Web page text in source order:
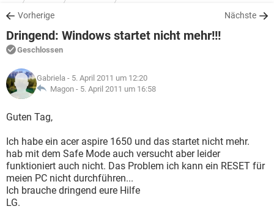
WINDOWS 10
WHATSAPP TIKTOK
FACEBOOK
SPIELE
WINDOWS 10
WHATSAPP
FACEBOOK HARDWARE
DOWNLOADS
SPIELE STREAMING
ANDROID
WINDOWS 10 INSTAGRAM
WHATSAPP
FACEBOOK
FORUM
SPIELE
ANDROID IOS
FACEBOOK HARDWARE
LEXIKON
SPIELE
ANDROID
WINDOWS 10 INSTAGRAM
WHATSAPP TIKTOK
FACEBOOK
Vorherige Nächste
Dringend: Windows startet nicht mehr!!!
Geschlossen
Gabriela - 5. April 2011 um 12:20
Magon - 5. April 2011 um 16:58
Guten Tag,
Ich habe ein acer aspire 1650 und das startet nicht mehr.
hab mit dem Safe Mode auch versucht aber leider
funktioniert auch nicht. Das Problem ich kann ein RESET für
meien PC nicht durchführen...
Ich brauche dringend eure Hilfe
LG.